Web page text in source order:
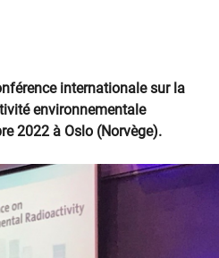
internationale sur la
environnementale
2022 à Oslo (Norvège).